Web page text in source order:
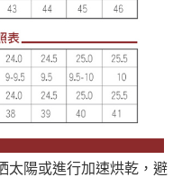
太陽或進行加速烘乾，避